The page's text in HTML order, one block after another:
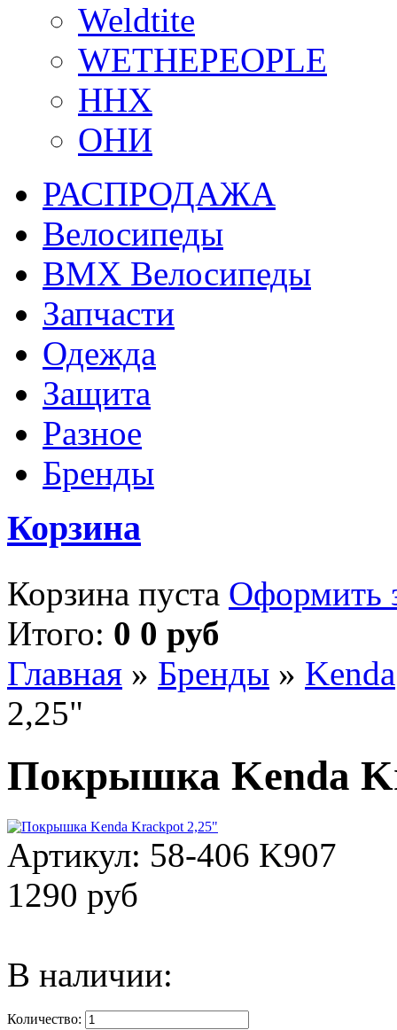
Weldtite
WETHEPEOPLE
ННХ
ОНИ
РАСПРОДАЖА
Велосипеды
BMX Велосипеды
Запчасти
Одежда
Защита
Разное
Бренды
Корзина
Корзина пуста Оформить
Итого: 0 0 руб
Главная » Бренды » Kenda
2,25"
Покрышка Kenda
Артикул: 58-406 K907
1290 руб
В наличии:
Количество: